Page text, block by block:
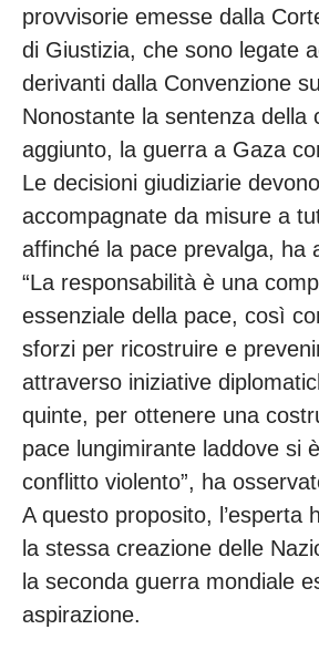
provvisorie emesse dalla
di Giustizia, che sono legate
derivanti dalla Convenzione
Nonostante la sentenza della
aggiunto, la guerra a Gaza
Le decisioni giudiziarie
accompagnate da misure a
affinché la pace prevalga, ha
“La responsabilità è una
essenziale della pace, così
sforzi per ricostruire e
attraverso iniziative
quinte, per ottenere una
pace lungimirante laddove si
conflitto violento”, ha
A questo proposito, l’esperta
la stessa creazione delle
la seconda guerra mondiale
aspirazione.